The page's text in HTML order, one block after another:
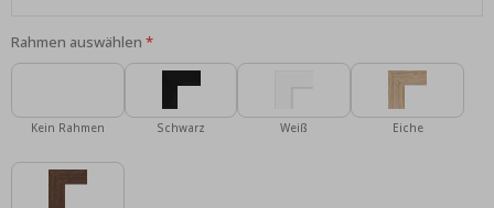
Rahmen auswählen
Kein Rahmen Schwarz Weiß Eiche